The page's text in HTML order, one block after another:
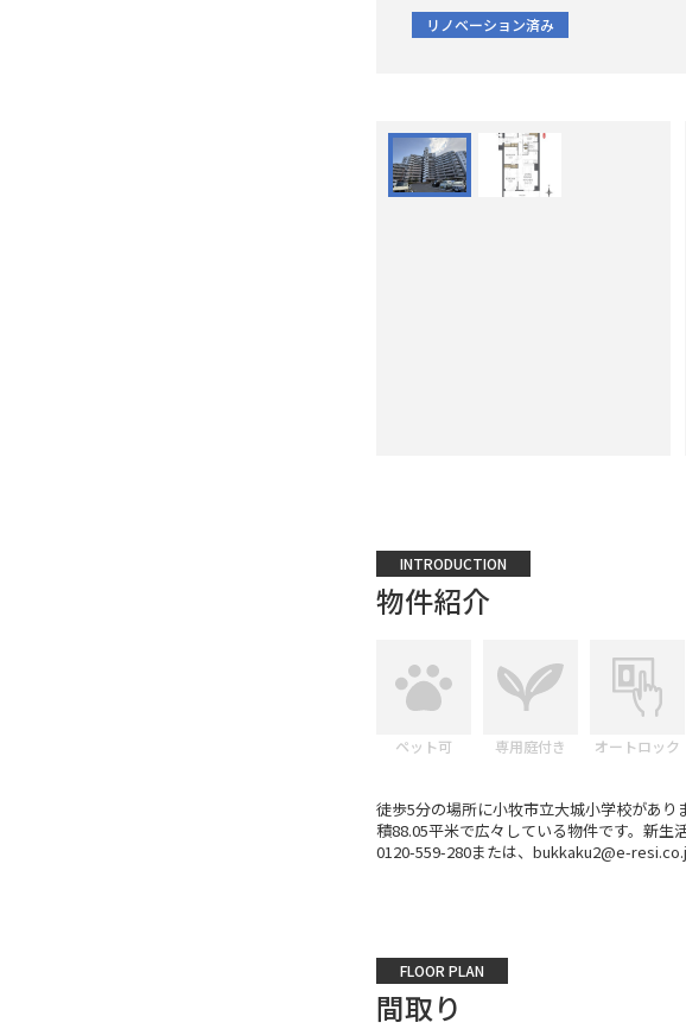
リノベーション済み
INTRODUCTION
物件紹介
ペット可 専用庭付き オートロック
徒歩5分の場所に小牧市立大城小学校があ
積88.05平米で広々している物件です。新生
0120-559-280または、bukkaku2@e-
FLOOR PLAN
間取り